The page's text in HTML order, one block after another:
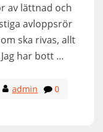
av lättnad och
avloppsrör
ska rivas, allt
har bott …
admin 0